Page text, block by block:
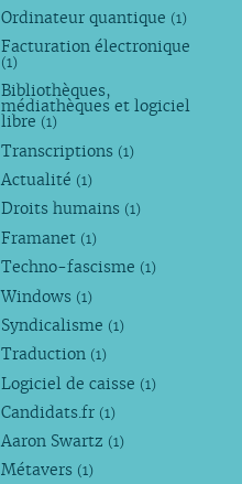
Ordinateur quantique (1)
Facturation électronique
(1)
Bibliothèques,
médiathèques et logiciel
libre (1)
Transcriptions (1)
Actualité (1)
Droits humains (1)
Framanet (1)
Techno-fascisme (1)
Windows (1)
Syndicalisme (1)
Traduction (1)
Logiciel de caisse (1)
Candidats.fr (1)
Aaron Swartz (1)
Métavers (1)